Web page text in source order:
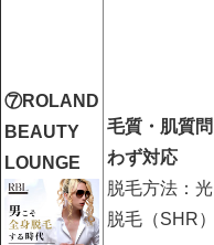
⑦ROLAND
BEAUTY
LOUNGE
毛質・肌質問
わず対応
脱毛方法：光
脱毛（SHR）